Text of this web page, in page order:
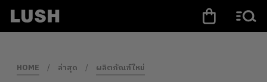
HOME / ล่าสุด / ผลิตภัณฑ์ใหม่